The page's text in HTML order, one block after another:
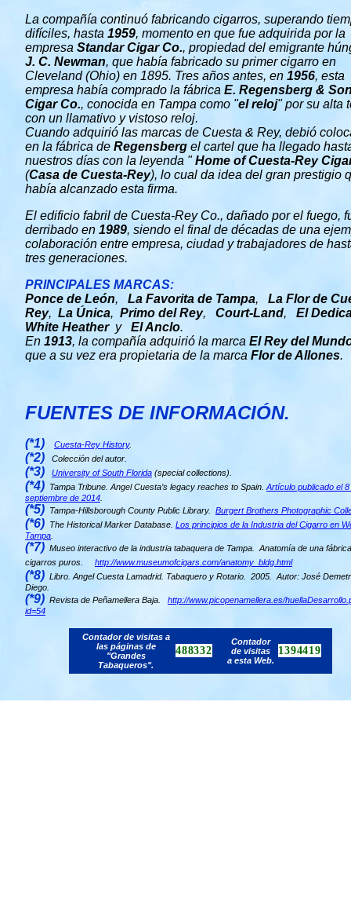
La compañía continuó fabricando cigarros, superando
difíciles, hasta 1959, momento en que fue adquirida por la
empresa Standar Cigar Co., propiedad del emigrante
J. C. Newman, que había fabricado su primer cigarro en
Cleveland (Ohio) en 1895. Tres años antes, en 1956, esta
empresa había comprado la fábrica E. Regensberg &
Cigar Co., conocida en Tampa como "el reloj" por su alta
con un llamativo y vistoso reloj.
Cuando adquirió las marcas de Cuesta & Rey, debió
en la fábrica de Regensberg el cartel que ha llegado
nuestros días con la leyenda "Home of Cuesta-Rey
(Casa de Cuesta-Rey), lo cual da idea del gran prestigio
había alcanzado esta firma.
El edificio fabril de Cuesta-Rey Co., dañado por el fuego,
derribado en 1989, siendo el final de décadas de una
colaboración entre empresa, ciudad y trabajadores de
tres generaciones.
PRINCIPALES MARCAS:
Ponce de León, La Favorita de Tampa, La Flor de
Rey, La Única, Primo del Rey, Court-Land, El
White Heather y El Anclo.
En 1913, la compañía adquirió la marca El Rey del
que a su vez era propietaria de la marca Flor de Allones.
FUENTES DE INFORMACIÓN.
(*1) Cuesta-Rey History.
(*2) Colección del autor.
(*3) University of South Florida (special collections).
(*4) Tampa Tribune. Angel Cuesta’s legacy reaches to Spain. Artículo publicado el 8
septiembre de 2014
(*5) Tampa-Hillsborough County Public Library. Burgert Brothers Photographic
(*6) The Historical Marker Database. Los principios de la Industria del Cigarro en
Tampa
(*7) Museo interactivo de la industria tabaquera de Tampa. Anatomía de una
cigarros puros.
http://www.museumofcigars.com/anatomy_bldg.html
(*8) Libro. Angel Cuesta Lamadrid. Tabaquero y Rotario. 2005. Autor: José
Diego.
(*9) Revista de Peñamellera Baja. http://www.picopenamellera.es/
id=54
Contador de visitas a
las páginas de
"Grandes
Tabaqueros".
488332
Contador
de visitas
a esta Web.
1394419